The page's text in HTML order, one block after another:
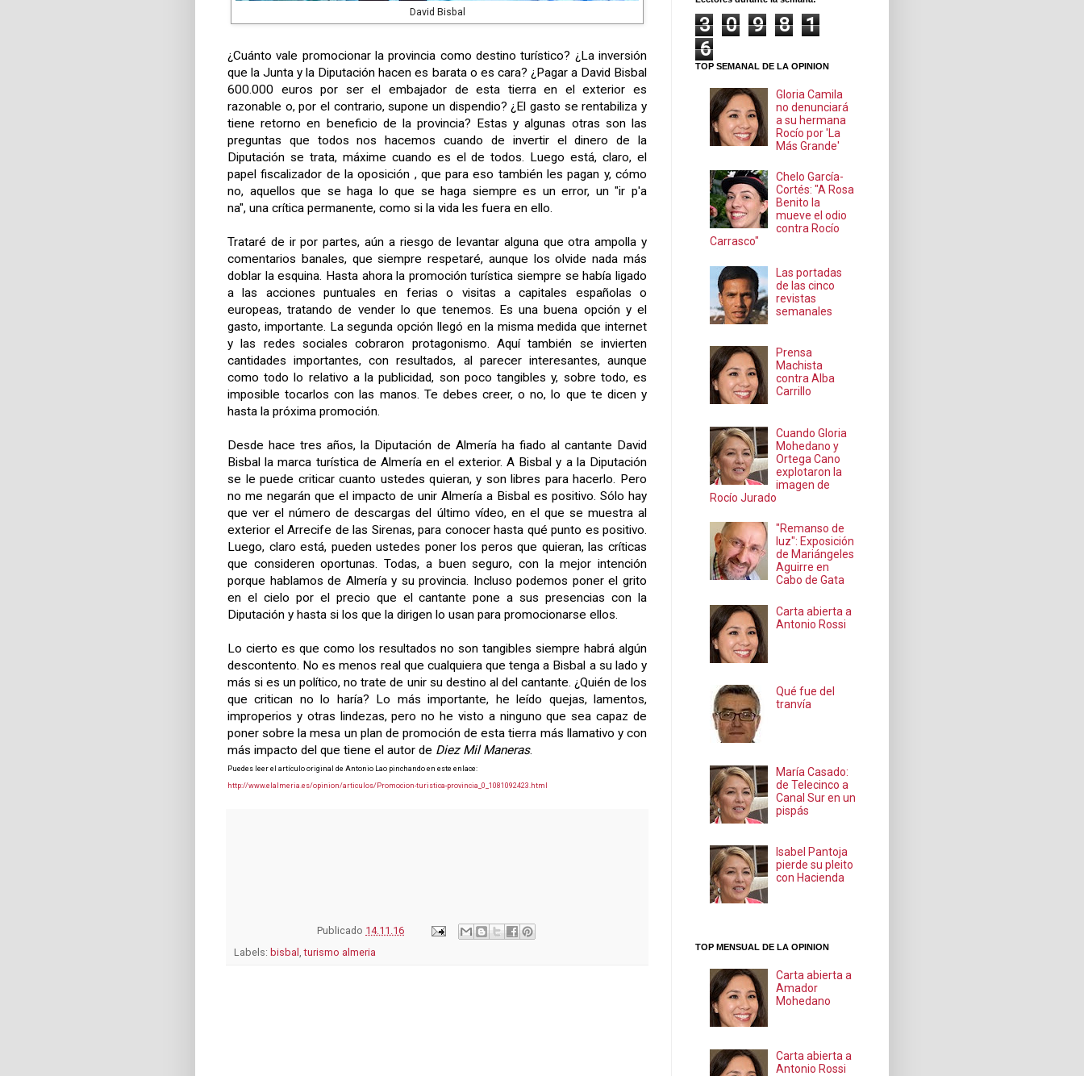
David Bisbal
¿Cuánto vale promocionar la provincia como destino turístico? ¿La inversión
que la Junta y la Diputación hacen es barata o es cara? ¿Pagar a David Bisbal
600.000 euros por ser el embajador de esta tierra en el exterior es
razonable o, por el contrario, supone un dispendio? ¿El gasto se rentabiliza y
tiene retorno en beneficio de la provincia? Estas y algunas otras son las
preguntas que todos nos hacemos cuando de invertir el dinero de la
Diputación se trata, máxime cuando es el de todos. Luego está, claro, el
papel fiscalizador de la oposición , que para eso también les pagan y, cómo
no, aquellos que se haga lo que se haga siempre es un error, un "ir p'a
na", una crítica permanente, como si la vida les fuera en ello.
Trataré de ir por partes, aún a riesgo de levantar alguna que otra ampolla y
comentarios banales, que siempre respetaré, aunque los olvide nada más
doblar la esquina. Hasta ahora la promoción turística siempre se había ligado
a las acciones puntuales en ferias o visitas a capitales españolas o
europeas, tratando de vender lo que tenemos. Es una buena opción y el
gasto, importante. La segunda opción llegó en la misma medida que internet
y las redes sociales cobraron protagonismo. Aquí también se invierten
cantidades importantes, con resultados, al parecer interesantes, aunque
como todo lo relativo a la publicidad, son poco tangibles y, sobre todo, es
imposible tocarlos con las manos. Te debes creer, o no, lo que te dicen y
hasta la próxima promoción.
Desde hace tres años, la Diputación de Almería ha fiado al cantante David
Bisbal la marca turística de Almería en el exterior. A Bisbal y a la Diputación
se le puede criticar cuanto ustedes quieran, y son libres para hacerlo. Pero
no me negarán que el impacto de unir Almería a Bisbal es positivo. Sólo hay
que ver el número de descargas del último vídeo, en el que se muestra al
exterior el Arrecife de las Sirenas, para conocer hasta qué punto es positivo.
Luego, claro está, pueden ustedes poner los peros que quieran, las críticas
que consideren oportunas. Todas, a buen seguro, con la mejor intención
porque hablamos de Almería y su provincia. Incluso podemos poner el grito
en el cielo por el precio que el cantante pone a sus presencias con la
Diputación y hasta si los que la dirigen lo usan para promocionarse ellos.
Lo cierto es que como los resultados no son tangibles siempre habrá algún
descontento. No es menos real que cualquiera que tenga a Bisbal a su lado y
más si es un político, no trate de unir su destino al del cantante. ¿Quién de los
que critican no lo haría? Lo más importante, he leído quejas, lamentos,
improperios y otras lindezas, pero no he visto a ninguno que sea capaz de
poner sobre la mesa un plan de promoción de esta tierra más llamativo y con
más impacto del que tiene el autor de Diez Mil Maneras.
Puedes leer el artículo original de Antonio Lao pinchando en este enlace:
http://www.elalmeria.es/opinion/articulos/Promocion-turistica-provincia_0_1081092423.html
Publicado 14.11.16
Labels: bisbal ,turismo almeria
3 0 9 8
1
6
TOP SEMANAL DE LA OPINION
Gloria Camila
no denunciará
a su hermana
Rocío por 'La
Más Grande'
Chelo García-
Cortés: "A Rosa
Benito la
mueve el odio
contra Rocío
Carrasco"
Las portadas
de las cinco
revistas
semanales
Prensa
Machista
contra Alba
Carrillo
Cuando Gloria
Mohedano y
Ortega Cano
explotaron la
imagen de
Rocío Jurado
"Remanso de
luz": Exposición
de Mariángeles
Aguirre en
Cabo de Gata
Carta abierta a
Antonio Rossi
Qué fue del
tranvía
María Casado:
de Telecinco a
Canal Sur en un
pispás
Isabel Pantoja
pierde su pleito
con Hacienda
TOP MENSUAL DE LA OPINION
Carta abierta a
Amador
Mohedano
Carta abierta a
Antonio Rossi